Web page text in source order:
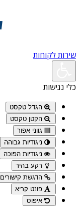
שירות לקוחות
כלי נגישות
הגדל טקסט
הקטן טקסט
גווני אפור
ניגודיות גבוהה
ניגודיות הפוכה
רקע בהיר
הדגשת קישורים
פונט קריא
איפוס